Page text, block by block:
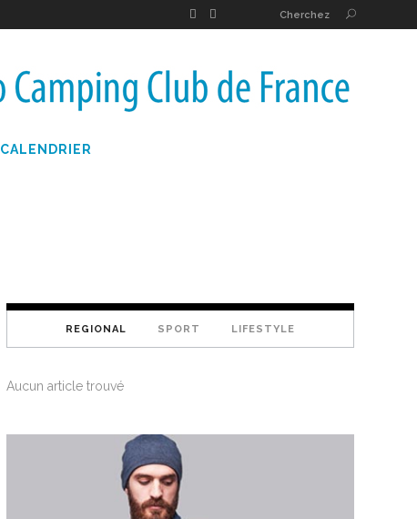
Cherchez
CALENDRIER
REGIONAL SPORT LIFESTYLE
Aucun article trouvé